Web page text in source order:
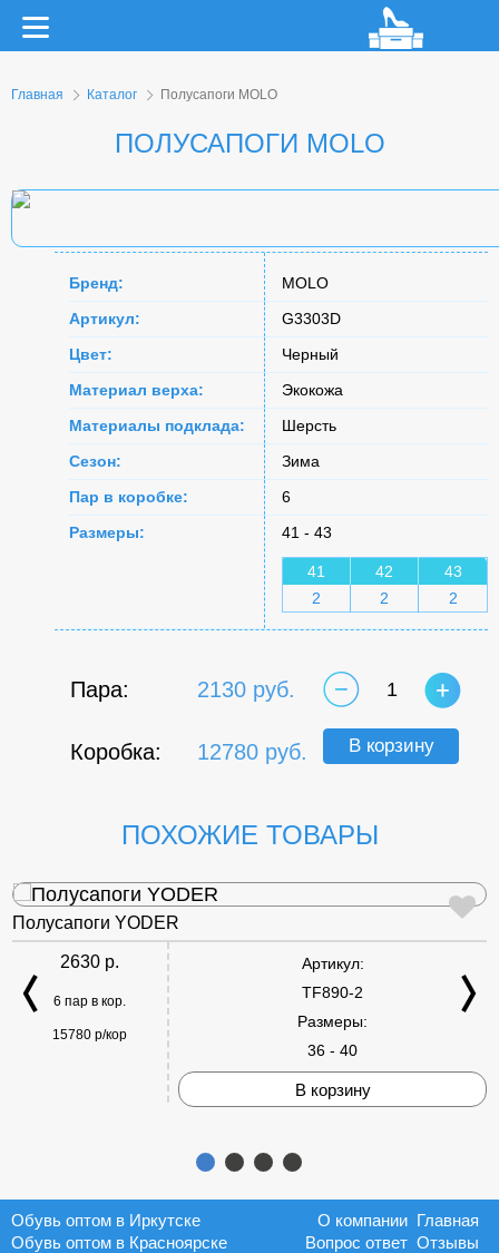
Главная Каталог Полусапоги MOLO
ПОЛУСАПОГИ MOLO
Бренд:
MOLO
Артикул:
G3303D
Цвет:
Черный
Материал верха:
Экокожа
Материалы подклада:
Шерсть
Сезон:
Зима
Пар в коробке:
6
Размеры:
41 - 43
41 42
43
2
2 2
Пара: 2130 руб.
Коробка: 12780 руб.
1
В корзину
ПОХОЖИЕ ТОВАРЫ
Полусапоги YODER
2630 р.
6 пар в кор.
15780 р/кор
Артикул:
TF890-2
Размеры:
36 - 40
В корзину
Обувь оптом в Иркутске
Обувь оптом в Красноярске
Главная
О компании
Отзывы
Вопрос ответ